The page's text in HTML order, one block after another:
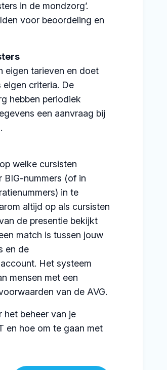
in de mondzorg’.
voor beoordeling en
eigen tarieven en doet
criteria. De
hebben periodiek
een aanvraag bij
welke cursisten
BIG-nummers (of in
in te
altijd op als cursisten
de presentie bekijkt
match is tussen jouw
en de
Het systeem
mensen met een
van de AVG.
het beheer van je
en hoe om te gaan met